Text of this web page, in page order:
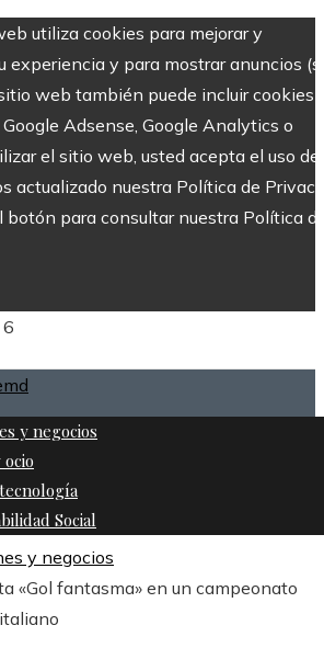
utiliza cookies para mejorar y
experiencia y para mostrar anuncios
web también puede incluir cookies
Adsense, Google Analytics o
el sitio web, usted acepta el uso de
actualizado nuestra Política de
botón para consultar nuestra Política
y negocios
Social
y negocios
«Gol fantasma» en un campeonato